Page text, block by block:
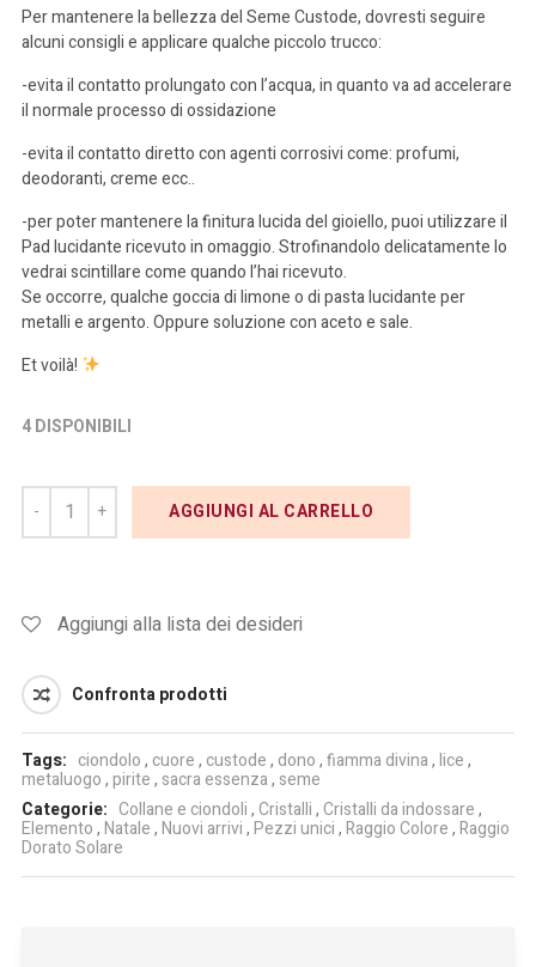
Per mantenere la bellezza del Seme Custode, dovresti seguire
alcuni consigli e applicare qualche piccolo trucco:
-evita il contatto prolungato con l’acqua, in quanto va ad accelerare
il normale processo di ossidazione
-evita il contatto diretto con agenti corrosivi come: profumi,
deodoranti, creme ecc..
-per poter mantenere la finitura lucida del gioiello, puoi utilizzare il
Pad lucidante ricevuto in omaggio. Strofinandolo delicatamente lo
vedrai scintillare come quando l’hai ricevuto.
Se occorre, qualche goccia di limone o di pasta lucidante per
metalli e argento. Oppure soluzione con aceto e sale.
Et voilà!
4 DISPONIBILI
AGGIUNGI AL CARRELLO
Aggiungi alla lista dei desideri
Confronta prodotti
Tags: ciondolo, cuore, custode, dono,fiamma divina,lice,
metaluogo,pirite, sacra essenza, seme
Categorie: Collane e ciondoli,Cristalli,Cristalli da indossare,
Elemento,Natale,Nuovi arrivi,Pezzi unici,Raggio Colore,Raggio
Dorato Solare